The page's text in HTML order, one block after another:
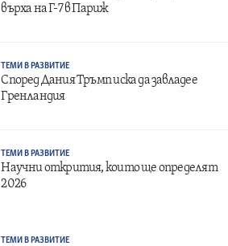
върха на Г-7 в Париж
ТЕМИ В РАЗВИТИЕ
Според Дания Тръмп иска да завладее
Гренландия
ТЕМИ В РАЗВИТИЕ
Научни открития, които ще определят
2026
ТЕМИ В РАЗВИТИЕ